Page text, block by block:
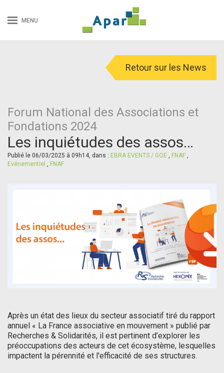
MENU
Retour sur les News
Forum National des Associations et
Fondations 2024
Les inquiétudes des assos…
Publié le 06/03/2025 à 09h14, dans : EBRA EVENTS / GOE , FNAF ,
Evénementiel , FNAF
Après un état des lieux du secteur associatif tiré du rapport
annuel « La France associative en mouvement » publié par
Recherches & Solidarités, il est pertinent d’explorer les
préoccupations des acteurs de cet écosystème, lesquelles
impactent la pérennité et l'efficacité de ses structures.